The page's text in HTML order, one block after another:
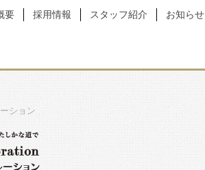
要 採用情報 スタッフ紹介 お知らせ
ション